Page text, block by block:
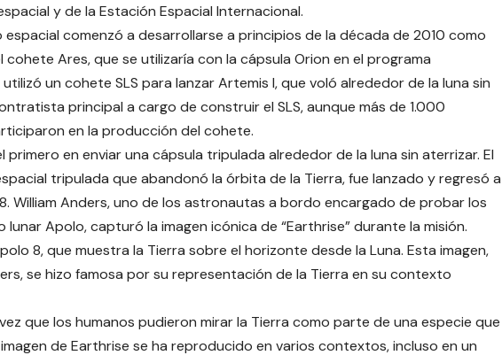
y de la Estación Espacial Internacional.
espacial comenzó a desarrollarse a principios de la década de 2010 como
Ares, que se utilizaría con la cápsula Orion en el programa
un cohete SLS para lanzar Artemis I, que voló alrededor de la luna sin
principal a cargo de construir el SLS, aunque más de 1.000
en la producción del cohete.
primero en enviar una cápsula tripulada alrededor de la luna sin aterrizar. El
tripulada que abandonó la órbita de la Tierra, fue lanzado y regresó a
William Anders, uno de los astronautas a bordo encargado de probar los
Apolo, capturó la imagen icónica de “Earthrise” durante la misión.
8, que muestra la Tierra sobre el horizonte desde la Luna. Esta imagen,
se hizo famosa por su representación de la Tierra en su contexto
que los humanos pudieron mirar la Tierra como parte de una especie que
de Earthrise se ha reproducido en varios contextos, incluso en un